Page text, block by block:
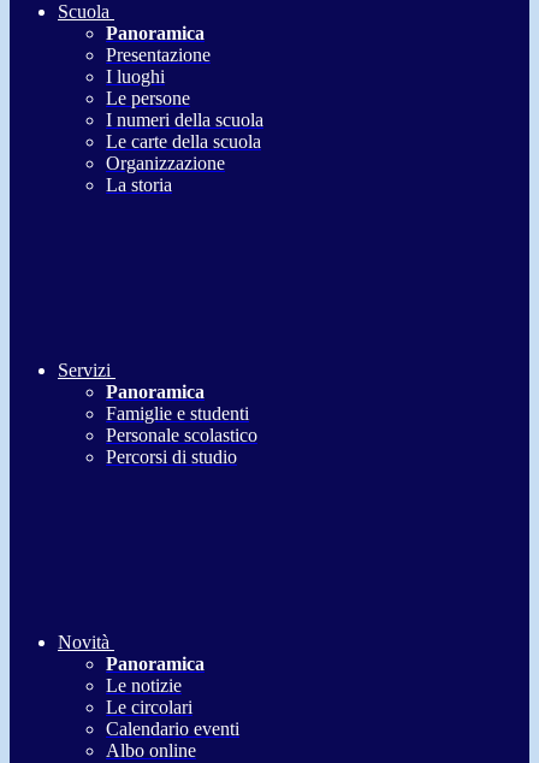
Scuola
Panoramica
Presentazione
I luoghi
Le persone
I numeri della scuola
Le carte della scuola
Organizzazione
La storia
Servizi
Panoramica
Famiglie e studenti
Personale scolastico
Percorsi di studio
Novità
Panoramica
Le notizie
Le circolari
Calendario eventi
Albo online